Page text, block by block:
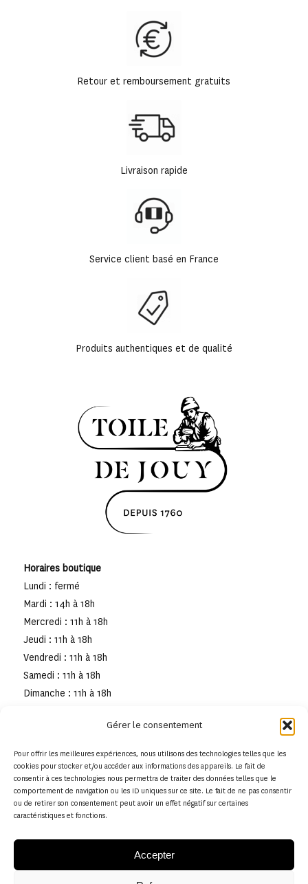
Gérer le consentement
Pour offrir les meilleures expériences, nous utilisons des technologies telles que les
cookies pour stocker et/ou accéder aux informations des appareils. Le fait de
consentir à ces technologies nous permettra de traiter des données telles que le
comportement de navigation ou les ID uniques sur ce site. Le fait de ne pas consentir
ou de retirer son consentement peut avoir un effet négatif sur certaines
caractéristiques et fonctions.
Accepter
Retour et remboursement gratuits
Livraison rapide
Service client basé en France
Produits authentiques et de qualité
Horaires boutique
Lundi : fermé
Mardi : 14h à 18h
Mercredi : 11h à 18h
Jeudi : 11h à 18h
Vendredi : 11h à 18h
Samedi : 11h à 18h
Dimanche : 11h à 18h